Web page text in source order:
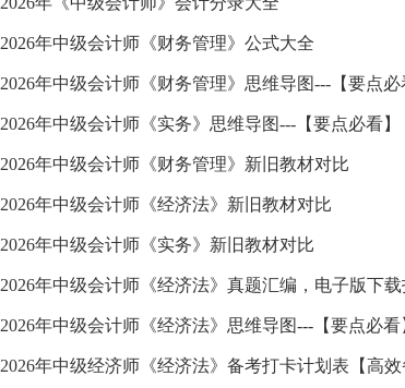
2026年中级会计师《财务管理》公式大全
2026年中级会计师《财务管理》思维导图---【要点
2026年中级会计师《实务》思维导图---【要点必看】
2026年中级会计师《财务管理》新旧教材对比
2026年中级会计师《经济法》新旧教材对比
2026年中级会计师《实务》新旧教材对比
2026年中级会计师《经济法》真题汇编，电子版下
2026年中级会计师《经济法》思维导图---【要点必
2026年中级经济师《经济法》备考打卡计划表【高